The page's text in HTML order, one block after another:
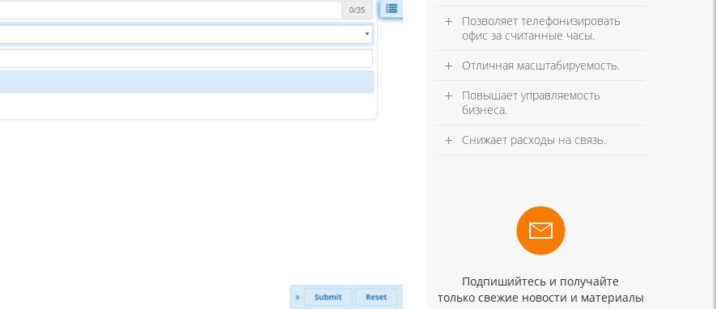
Позволяет телефонизировать
офис за считанные часы.
Отличная масштабируемость.
Повышает управляемость
бизнеса.
Снижает расходы на связь.
Подпишийтесь и получайте
только свежие новости и материалы